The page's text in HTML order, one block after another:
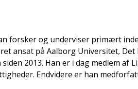
forsker og underviser primært
ansat på Aalborg Universitet,
2013. Han er i dag medlem
Endvidere er han